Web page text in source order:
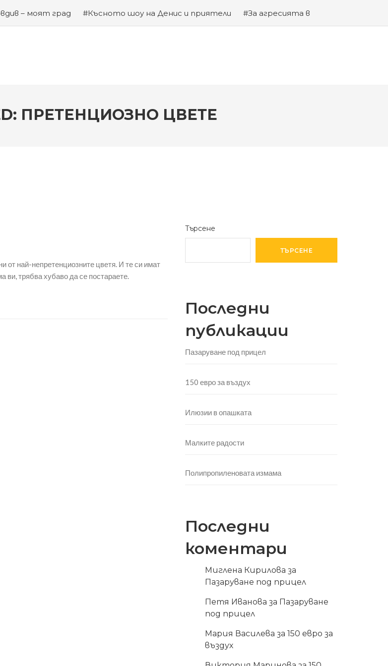
– моят град #Късното шоу на Денис и приятели
#За агресията в
местенце в Пловдив #Годината на Змията
ПРЕТЕНЦИОЗНО ЦВЕТЕ
от най-непретенциозните цветя. И те си имат
ви, трябва хубаво да се постараете.
Търсене
ТЪРСЕНЕ
Последни
публикации
Пазаруване под прицел
150 евро за въздух
Илюзии в опашката
Малките радости
Полипропиленовата измама
Последни
коментари
Миглена Кирилова за
Пазаруване под прицел
Петя Иванова за Пазаруване
под прицел
Мария Василева за150 евро за
въздух